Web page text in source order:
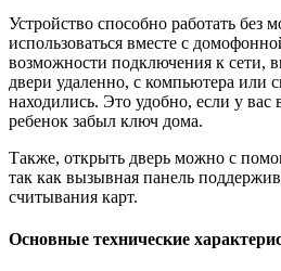
Устройство способно работать без
использоваться вместе с
возможности подключения к сети,
двери удаленно, с компьютера или
находились. Это удобно, если у вас
ребенок забыл ключ дома.
Также, открыть дверь можно с
так как вызывная панель
считывания карт.
Основные технические